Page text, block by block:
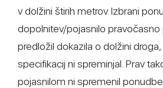
v dolžini štirih metrov. Izbrani
dopolnitev/pojasnilo pravočasno
predložil dokazila o dolžini
specifikacij ni spreminjal. Prav
pojasnilom ni spremenil